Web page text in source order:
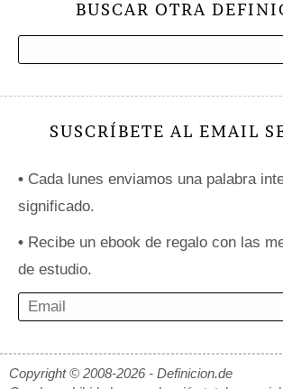
BUSCAR OTRA
SUSCRÍBETE AL EMAIL
• Cada lunes enviamos una palabra
significado.
• Recibe un ebook de regalo con las
de estudio.
Copyright © 2008-2026 - Definicion.de